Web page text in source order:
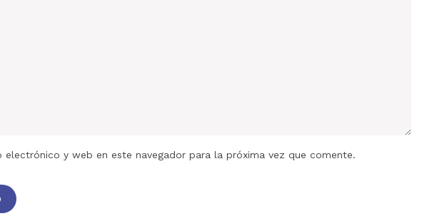
electrónico y web en este navegador para la próxima vez que comente.